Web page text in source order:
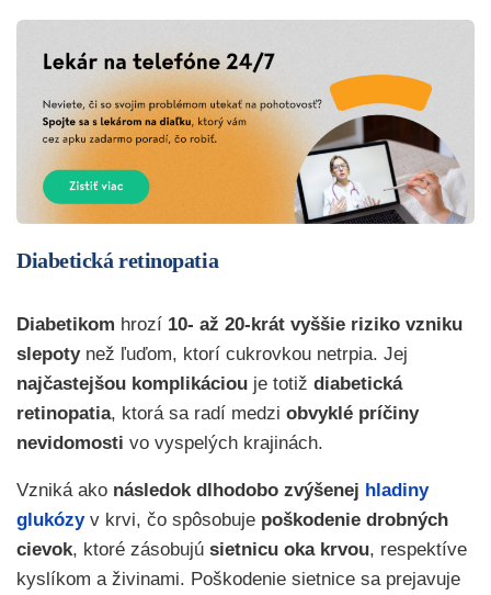
Diabetická retinopatia
Diabetikom hrozí 10- až 20-krát vyššie riziko vzniku
slepotynež ľuďom, ktorí cukrovkou netrpia. Jej
najčastejšou komplikáciou je totiž diabetická
retinopatia, ktorá sa radí medzi obvyklé príčiny
nevidomosti vo vyspelých krajinách.
Vzniká ako následok dlhodobo zvýšenej hladiny
glukózyv krvi, čo spôsobuje poškodenie drobných
cievok, ktoré zásobujú sietnicu oka krvou, respektíve
kyslíkom a živinami. Poškodenie sietnice sa prejavuje